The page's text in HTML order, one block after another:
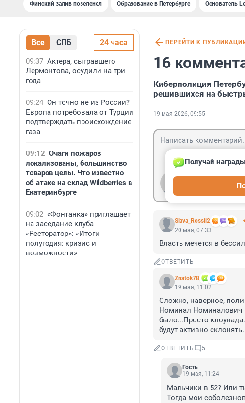
Финский залив позеленел Образование в Петербурге Основатель
Все СПБ 24 часа
09:37 Актера, сыгравшего
Лермонтова, осудили на три
года
09:24 Он точно не из России?
Европа потребовала от Турции
подтверждать происхождение
газа
09:12 Очаги пожаров
локализованы, большинство
товаров целы. Что известно
об атаке на склад Wildberries в
Екатеринбурге
09:02 «Фонтанка» приглашает
на заседание клуба
«Ресторатор»: «Итоги
полугодия: кризис и
возможности»
ПЕРЕЙТИ К ПУБЛИКАЦИИ
16
Киберполиция
решившихся на
19 мая 2026, 09:55
Slava_Rossii2
Получай
20 мая, 07:33
Власть мечется в
ОТВЕТИТЬ
Znatok78
19 мая, 11:02
Сложно, наверное,
Номинал Номиналович
было...Просто
будут активно склонять.
ОТВЕТИТЬ 5
Гость
19 мая, 11:24
Мальчики в 52? Или
Тогда мои